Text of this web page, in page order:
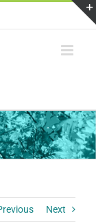
Next